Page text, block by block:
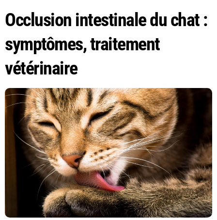
Occlusion intestinale du chat :
symptômes, traitement
vétérinaire